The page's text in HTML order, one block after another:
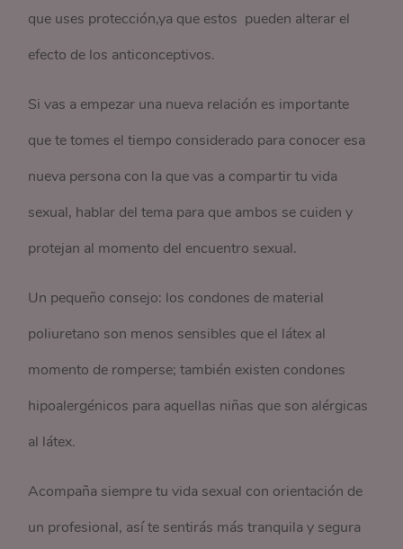
que uses protección,ya que estos pueden alterar el
efecto de los anticonceptivos.
Si vas a empezar una nueva relación es importante
que te tomes el tiempo considerado para conocer esa
nueva persona con la que vas a compartir tu vida
sexual, hablar del tema para que ambos se cuiden y
protejan al momento del encuentro sexual.
Un pequeño consejo: los condones de material
poliuretano son menos sensibles que el látex al
momento de romperse; también existen condones
hipoalergénicos para aquellas niñas que son alérgicas
al látex.
Acompaña siempre tu vida sexual con orientación de
un profesional, así te sentirás más tranquila y segura